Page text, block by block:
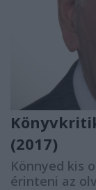
(2017)
Könnyed kis
érinteni az